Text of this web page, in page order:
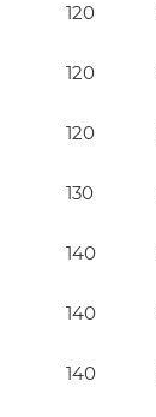
120
120
120
130
140
140
140